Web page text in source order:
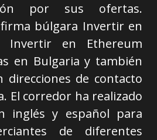
por sus ofertas.
búlgara Invertir en
Invertir en Ethereum
en Bulgaria y también
direcciones de contacto
El corredor ha realizado
inglés y español para
de diferentes